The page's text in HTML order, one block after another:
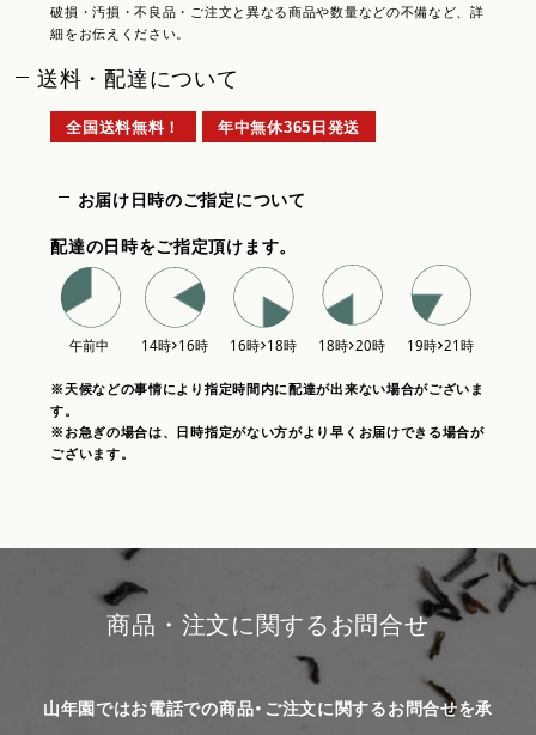
破損・汚損・不良品・ご注文と異なる商品や数量などの不備など、詳
細をお伝えください。
送料・配達について
全国送料無料！ 年中無休365日発送
お届け日時のご指定について
配達の日時をご指定頂けます。
※天候などの事情により指定時間内に配達が出来ない場合がございま
す。
※お急ぎの場合は、日時指定がない方がより早くお届けできる場合が
ございます。
商品・注文に関するお問合せ
山年園ではお電話での商品・ご注文に関するお問合せを承